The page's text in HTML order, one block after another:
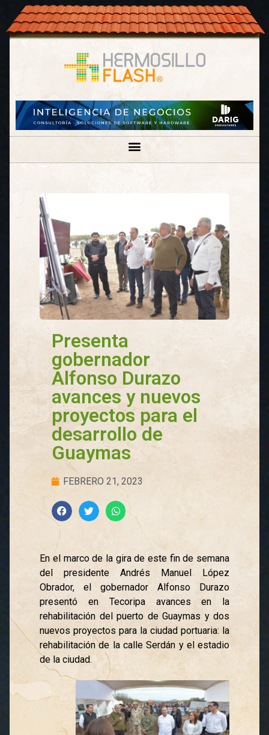
Presenta
gobernador
Alfonso Durazo
avances y nuevos
proyectos para el
desarrollo de
Guaymas
FEBRERO 21, 2023
En el marco de la gira de este fin de semana
del presidente Andrés Manuel López
Obrador, el gobernador Alfonso Durazo
presentó en Tecoripa avances en la
rehabilitación del puerto de Guaymas y dos
nuevos proyectos para la ciudad portuaria: la
rehabilitación de la calle Serdán y el estadio
de la ciudad.